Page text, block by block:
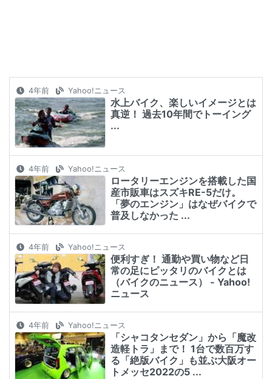
4年前 Yahoo!ニュース
水上バイク、楽しいイメージとは
真逆！ 過去10年間でトーイング
...
4年前 Yahoo!ニュース
ロータリーエンジンを搭載した国
産市販車はスズキRE-5だけ。
「夢のエンジン」はなぜバイクで
普及しなかった ...
4年前 Yahoo!ニュース
便利すぎ！ 通勤や買い物など日
常の足にピッタリのバイクとは
（バイクのニュース） - Yahoo!
ニュース
4年前 Yahoo!ニュース
「シャコタンセダン」から「魔改
造軽トラ」まで！ 1台で数百万す
る「絶版バイク」も並ぶ大阪オー
トメッセ2022の5 ...